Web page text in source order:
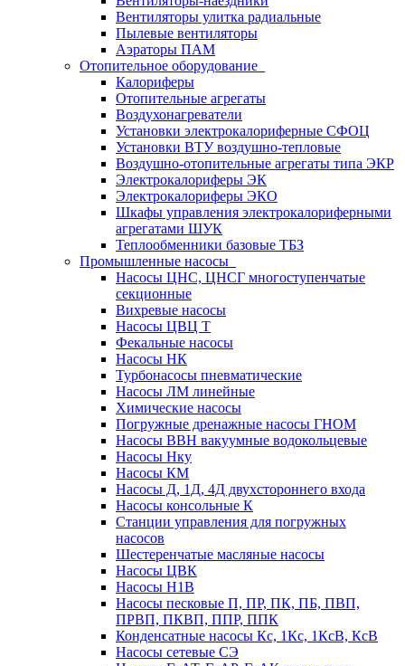
Вентиляторы улитка радиальные
Пылевые вентиляторы
Аэраторы ПАМ
Отопительное оборудование
Калориферы
Отопительные агрегаты
Воздухонагреватели
Установки электрокалориферные СФОЦ
Установки ВТУ воздушно-тепловые
Воздушно-отопительные агрегаты типа ЭКР
Электрокалориферы ЭК
Электрокалориферы ЭКО
Шкафы управления электрокалориферными
агрегатами ШУК
Теплообменники базовые ТБЗ
Промышленные насосы
Насосы ЦНС, ЦНСГ многоступенчатые
секционные
Вихревые насосы
Насосы ЦВЦ Т
Фекальные насосы
Насосы НК
Турбонасосы пневматические
Насосы ЛМ линейные
Химические насосы
Погружные дренажные насосы ГНОМ
Насосы ВВН вакуумные водокольцевые
Насосы Нку
Насосы КМ
Насосы Д, 1Д, 4Д двухстороннего входа
Насосы консольные К
Станции управления для погружных
насосов
Шестеренчатые масляные насосы
Насосы ЦВК
Насосы Н1В
Насосы песковые П, ПР, ПК, ПБ, ПВП,
ПРВП, ПКВП, ППР, ППК
Конденсатные насосы Кс, 1Кс, 1КсВ, КсВ
Насосы сетевые СЭ